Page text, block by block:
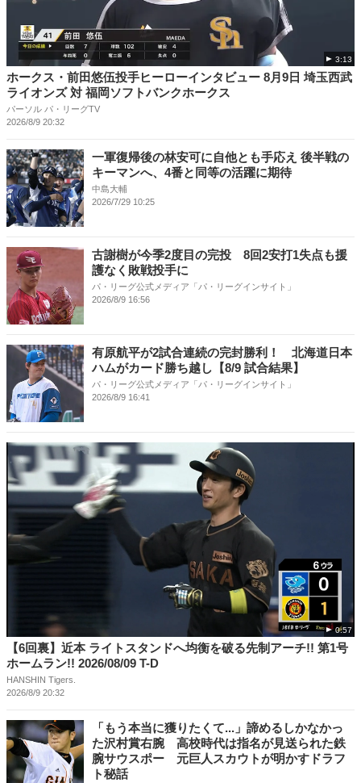
3:13
ホークス・前田悠伍投手ヒーローインタビュー 8月9日 埼玉西武
ライオンズ 対 福岡ソフトバンクホークス
パーソル パ・リーグTV
2026/8/9 20:32
一軍復帰後の林安可に自他とも手応え 後半戦の
キーマンへ、4番と同等の活躍に期待
中島大輔
2026/7/29 10:25
古謝樹が今季2度目の完投 8回2安打1失点も援
護なく敗戦投手に
パ・リーグ公式メディア「パ・リーグインサイト」
2026/8/9 16:56
有原航平が2試合連続の完封勝利！ 北海道日本
ハムがカード勝ち越し【8/9 試合結果】
パ・リーグ公式メディア「パ・リーグインサイト」
2026/8/9 16:41
0:57
【6回裏】近本 ライトスタンドへ均衡を破る先制アーチ!! 第1号
ホームラン!! 2026/08/09 T-D
HANSHIN Tigers.
2026/8/9 20:32
「もう本当に獲りたくて...」諦めるしかなかっ
た沢村賞右腕 高校時代は指名が見送られた鉄
腕サウスポー 元巨人スカウトが明かすドラフ
ト秘話